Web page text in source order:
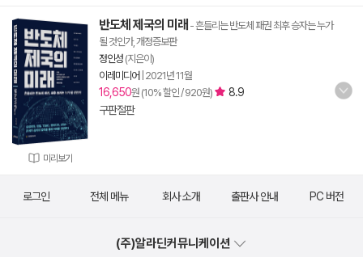
미리보기
반도체 제국의 미래 - 흔들리는 반도체 패권 최후 승자는 누가
될 것인가, 개정증보판
정인성 (지은이)
이레미디어 2021년 11월
16,650원 (10% 할인 / 920원)
8.9
구판절판
로그인 전체 메뉴 회사 소개 출판사 안내 PC 버전
(주)알라딘커뮤니케이션